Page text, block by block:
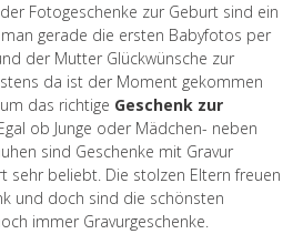
Fotogeschenke zur Geburt sind ein
gerade die ersten Babyfotos per
der Mutter Glückwünsche zur
da ist der Moment gekommen
das richtige Geschenk zur
ob Junge oder Mädchen- neben
sind Geschenke mit Gravur
sehr beliebt. Die stolzen Eltern freuen
und doch sind die schönsten
immer Gravurgeschenke.